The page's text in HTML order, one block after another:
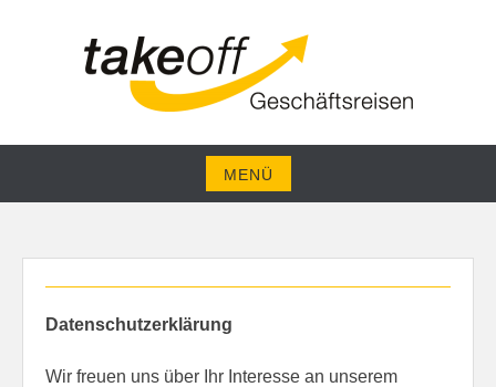
GESCHÄFTSREISEN
MENÜ
Zum
springen
Datenschutzerklärung
Wir freuen uns über Ihr Interesse an unserem